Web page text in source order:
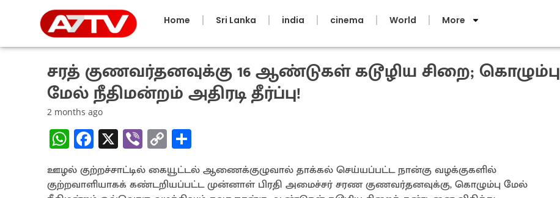
Home Sri Lanka india cinema World More
சரத் குணவர்தனவுக்கு 16 ஆண்டுகள் கடூழிய சிறை; கொழும்பு
மேல் நீதிமன்றம் அதிரடி தீர்ப்பு!
2 months ago
W
h
at
Fa
ce
b
X Vi
b
er
C
o
py
h
ar
ஊழல் குற்றச்சாட்டில் கையூட்டல் ஆணைக்குழுவால் தாக்கல் செய்யப்பட்ட நான்கு வழக்குகளில்
குற்றவாளியாகக் கண்டறியப்பட்ட முன்னாள் பிரதி அமைச்சர் சரண குணவர்தனவுக்கு, கொழும்பு மேல்